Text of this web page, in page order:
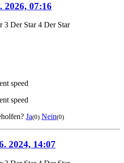
2026, 07:16
3 Der Star 4 Der Star
speed
speed
Ja(0) Nein(0)
2024, 14:07